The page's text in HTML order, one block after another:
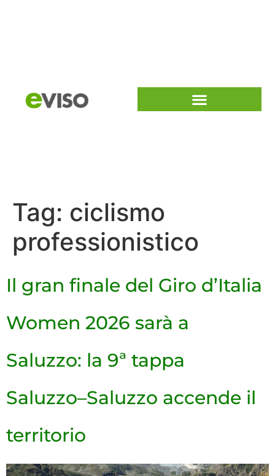
Tag: ciclismo
professionistico
Il gran finale del Giro d’Italia
Women 2026 sarà a
Saluzzo: la 9ª tappa
Saluzzo–Saluzzo accende il
territorio